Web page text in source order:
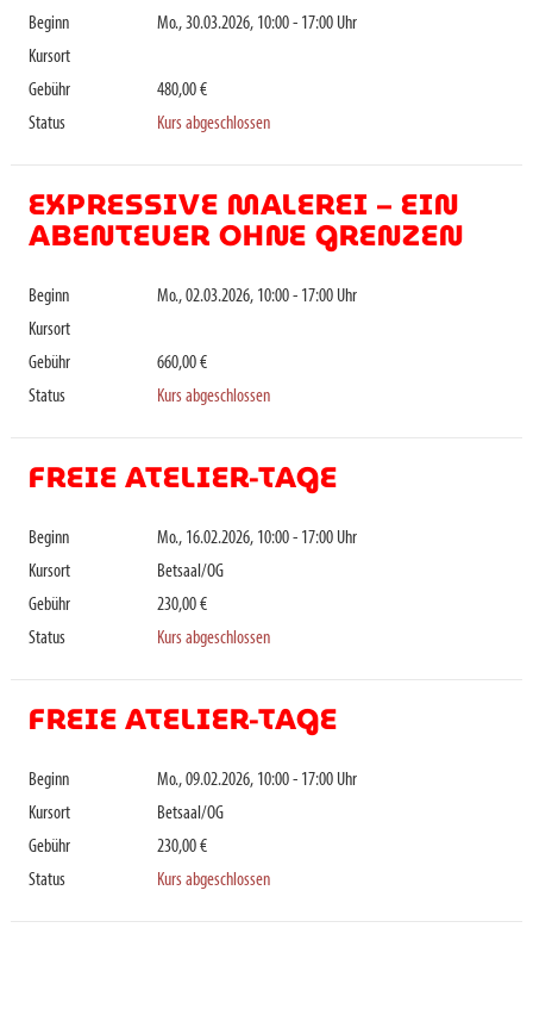
Beginn
Mo., 30.03.2026, 10:00 - 17:00 Uhr
Kursort
Gebühr
480,00 €
Status
Kurs abgeschlossen
EXPRESSIVE MALEREI – EIN
ABENTEUER OHNE GRENZEN
Beginn
Mo., 02.03.2026, 10:00 - 17:00 Uhr
Kursort
Gebühr
660,00 €
Status
Kurs abgeschlossen
FREIE ATELIER-TAGE
Beginn
Mo., 16.02.2026, 10:00 - 17:00 Uhr
Kursort
Betsaal/OG
Gebühr
230,00 €
Status
Kurs abgeschlossen
FREIE ATELIER-TAGE
Beginn
Mo., 09.02.2026, 10:00 - 17:00 Uhr
Kursort
Betsaal/OG
Gebühr
230,00 €
Status
Kurs abgeschlossen